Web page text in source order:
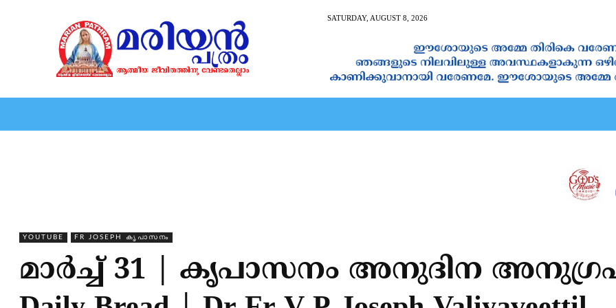
SATURDAY, AUGUST 8, 2026
YOUTUBE FR JOSEPH കൃപാസനം
മാർച്ച് 31 | കൃപാസനം അനുദിന